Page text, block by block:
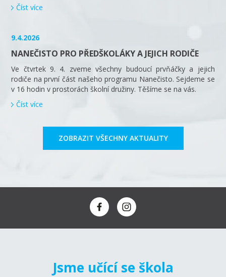
Číst více
9.4.2026
NANEČISTO PRO PŘEDŠKOLÁKY A JEJICH RODIČE
Ve čtvrtek 9. 4. zveme všechny budoucí prvňáčky a jejich
rodiče na první část našeho programu Nanečisto. Sejdeme se
v 16 hodin v prostorách školní družiny. Těšíme se na vás.
Číst více
ZOBRAZIT VŠECHNY AKTUALITY
Jsme učící se škola